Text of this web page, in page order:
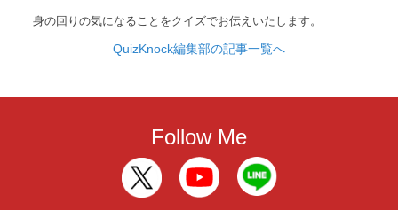
身の回りの気になることをクイズでお伝えいたします。
QuizKnock編集部の記事一覧へ
Follow Me